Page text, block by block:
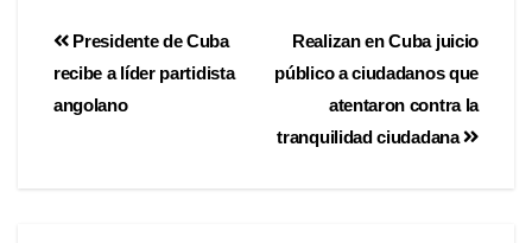
Realizan en Cuba juicio
público a ciudadanos que
atentaron contra la
tranquilidad ciudadana
Presidente de Cuba
recibe a líder partidista
angolano